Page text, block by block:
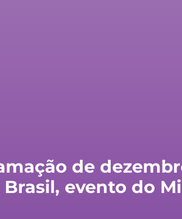
de
evento do